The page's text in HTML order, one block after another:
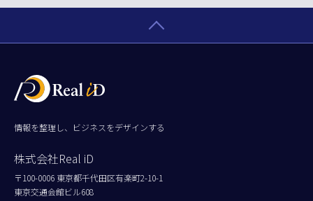
情報を整理し、ビジネスをデザインする
株式会社Real iD
〒100-0006 東京都千代田区有楽町2-10-1
東京交通会館ビル608